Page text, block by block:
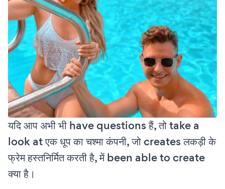
यदि आप अभी भी have questions हैं, तो take a
look at एक धूप का चश्मा कंपनी, जो creates लकड़ी के
फ्रेम हस्तनिर्मित करती है, में been able to create
क्या है।